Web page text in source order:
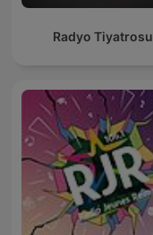
Radyo Tiyatrosu